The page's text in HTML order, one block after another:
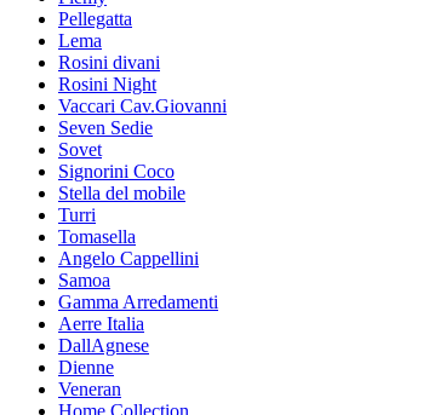
Pellegatta
Lema
Rosini divani
Rosini Night
Vaccari Cav.Giovanni
Seven Sedie
Sovet
Signorini Coco
Stella del mobile
Turri
Tomasella
Angelo Cappellini
Samoa
Gamma Arredamenti
Aerre Italia
DallAgnese
Dienne
Veneran
Home Collection